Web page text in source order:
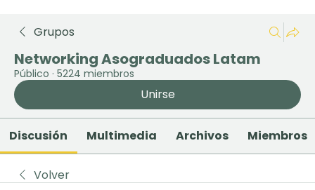
Grupos
Networking Asograduados Latam
Público · 5224 miembros
Unirse
Discusión Multimedia Archivos Miembros
Volver